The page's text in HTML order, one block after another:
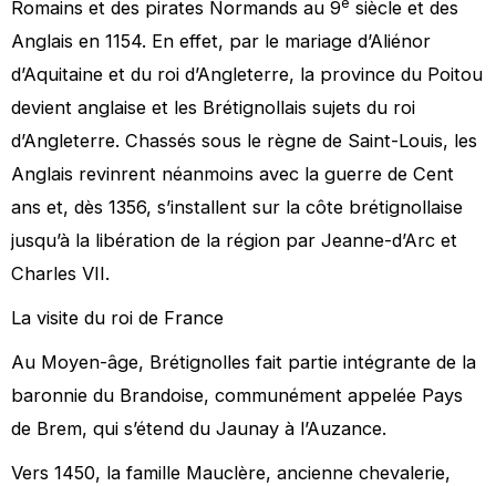
Romains et des pirates Normands au 9
siècle et des
Anglais en 1154. En effet, par le mariage d’Aliénor
d’Aquitaine et du roi d’Angleterre, la province du Poitou
devient anglaise et les Brétignollais sujets du roi
d’Angleterre. Chassés sous le règne de Saint-Louis, les
Anglais revinrent néanmoins avec la guerre de Cent
ans et, dès 1356, s’installent sur la côte brétignollaise
jusqu’à la libération de la région par Jeanne-d’Arc et
Charles VII.
La visite du roi de France
Au Moyen-âge, Brétignolles fait partie intégrante de la
baronnie du Brandoise, communément appelée Pays
de Brem, qui s’étend du Jaunay à l’Auzance.
Vers 1450, la famille Mauclère, ancienne chevalerie,